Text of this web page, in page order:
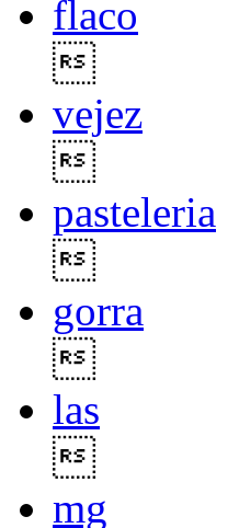
flaco
vejez
pasteleria
gorra
las
mg